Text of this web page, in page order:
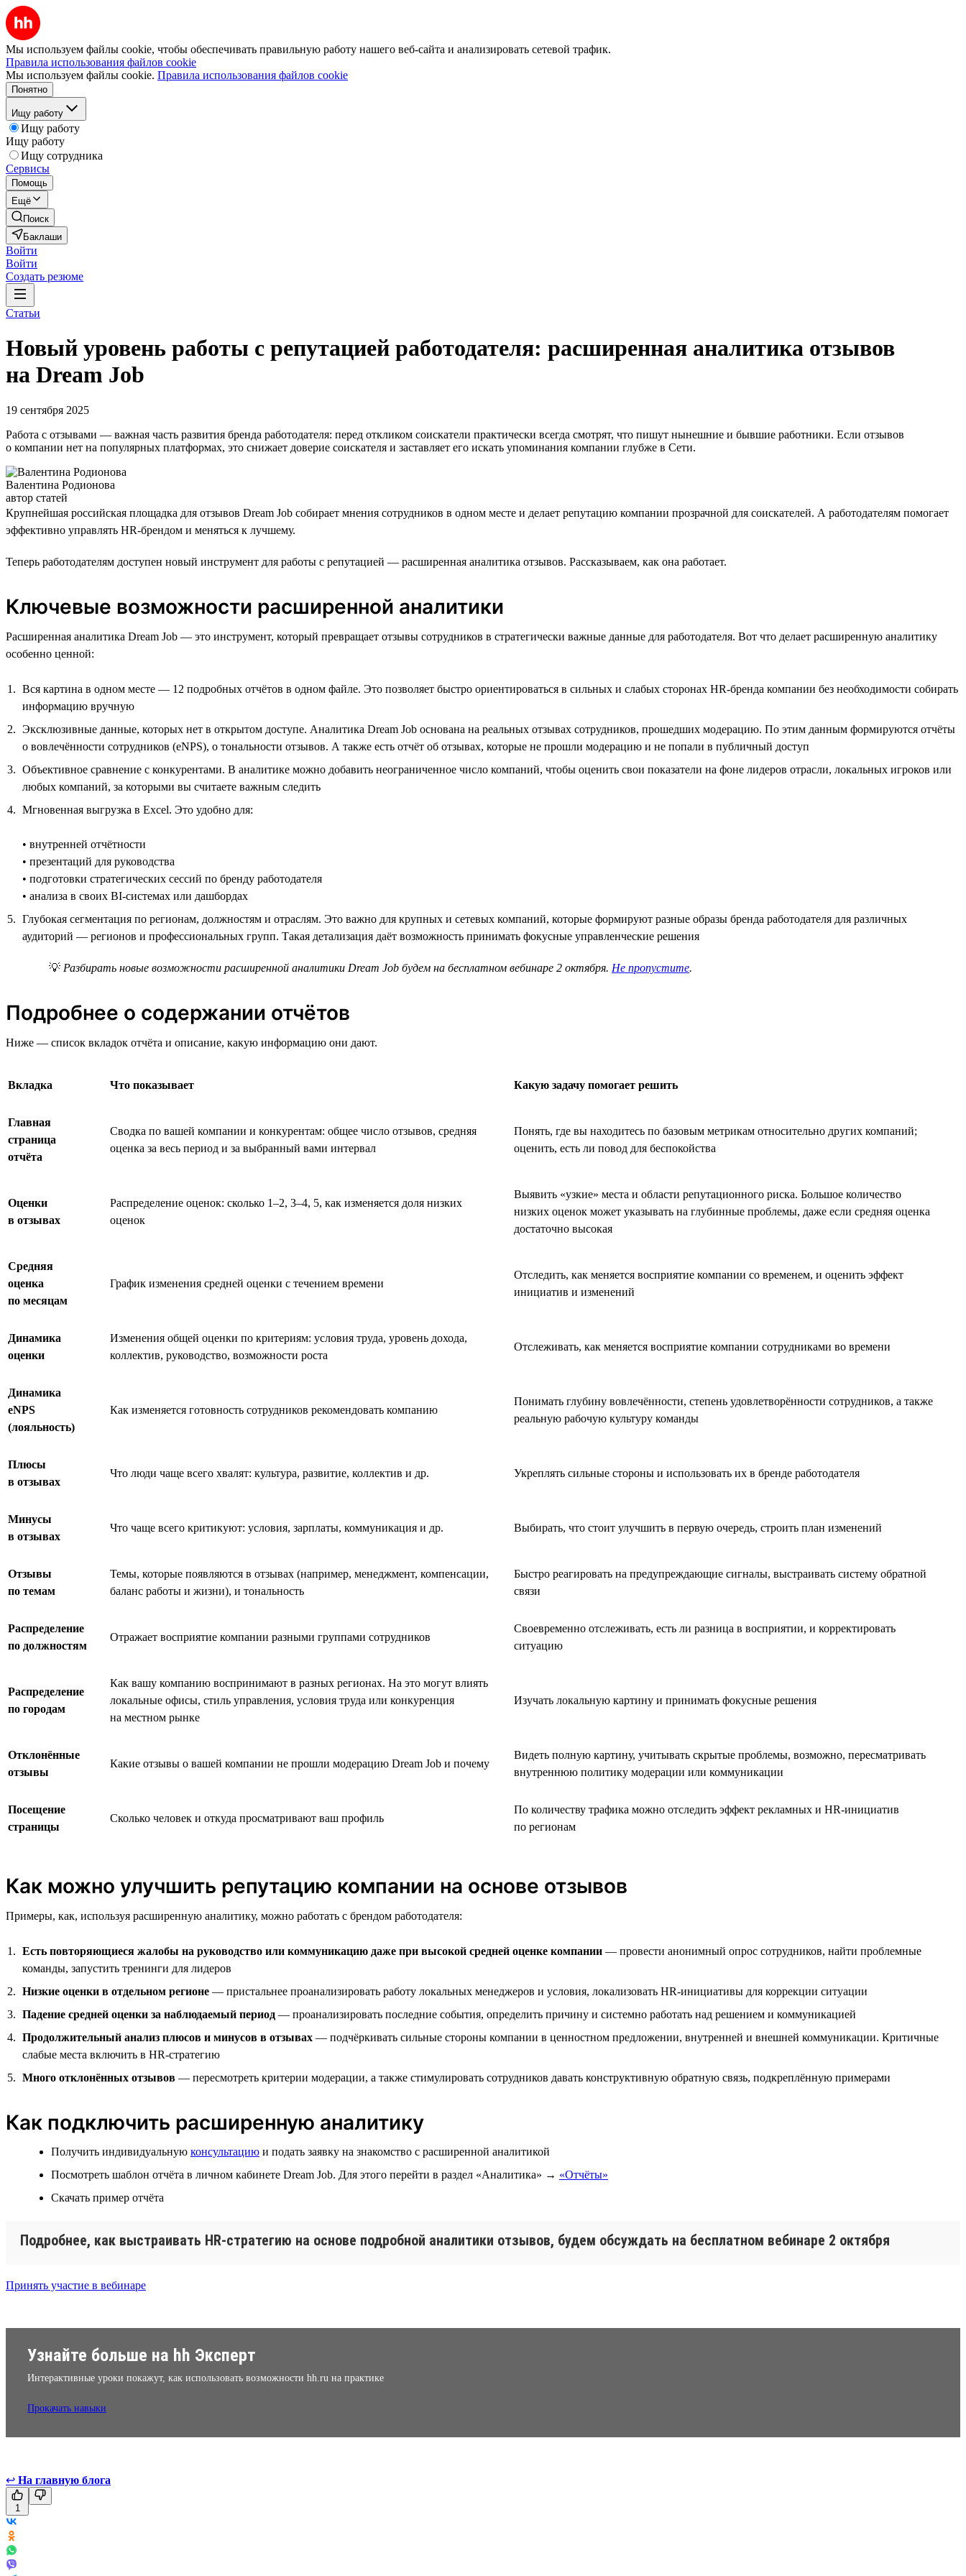
Мы используем файлы cookie, чтобы обеспечивать правильную работу нашего веб-сайта и анализировать сетевой трафик.
Правила использования файлов cookie
Мы используем файлы cookie. Правила использования файлов cookie
Понятно
Ищу работу
Ищу работу
Ищу работу
Ищу сотрудника
Сервисы
Помощь
Ещё
Поиск
Баклаши
Войти
Войти
Создать резюме
Статьи
Новый уровень работы с репутацией работодателя: расширенная аналитика отзывов
на Dream Job
19 сентября 2025
Работа с отзывами — важная часть развития бренда работодателя: перед откликом соискатели практически всегда смотрят, что пишут нынешние и бывшие работники. Если отзывов
о компании нет на популярных платформах, это снижает доверие соискателя и заставляет его искать упоминания компании глубже в Cети.
Валентина Родионова
автор статей
Крупнейшая российская площадка для отзывов Dream Job собирает мнения сотрудников в одном месте и делает репутацию компании прозрачной для соискателей. А работодателям помогает
эффективно управлять HR-брендом и меняться к лучшему.
Теперь работодателям доступен новый инструмент для работы с репутацией — расширенная аналитика отзывов. Рассказываем, как она работает.
Ключевые возможности расширенной аналитики
Расширенная аналитика Dream Job — это инструмент, который превращает отзывы сотрудников в стратегически важные данные для работодателя. Вот что делает расширенную аналитику
особенно ценной:
Вся картина в одном месте — 12 подробных отчётов в одном файле. Это позволяет быстро ориентироваться в сильных и слабых сторонах HR-бренда компании без необходимости собирать
информацию вручную
Эксклюзивные данные, которых нет в открытом доступе. Аналитика Dream Job основана на реальных отзывах сотрудников, прошедших модерацию. По этим данным формируются отчёты
о вовлечённости сотрудников (eNPS), о тональности отзывов. А также есть отчёт об отзывах, которые не прошли модерацию и не попали в публичный доступ
Объективное сравнение с конкурентами. В аналитике можно добавить неограниченное число компаний, чтобы оценить свои показатели на фоне лидеров отрасли, локальных игроков или
любых компаний, за которыми вы считаете важным следить
Мгновенная выгрузка в Excel. Это удобно для:
• внутренней отчётности
• презентаций для руководства
• подготовки стратегических сессий по бренду работодателя
• анализа в своих BI-системах или дашбордах
Глубокая сегментация по регионам, должностям и отраслям. Это важно для крупных и сетевых компаний, которые формируют разные образы бренда работодателя для различных
аудиторий — регионов и профессиональных групп. Такая детализация даёт возможность принимать фокусные управленческие решения
💡 Разбирать новые возможности расширенной аналитики Dream Job будем на бесплатном вебинаре 2 октября. Не пропустите.
Подробнее о содержании отчётов
Ниже — список вкладок отчёта и описание, какую информацию они дают.
Вкладка Что показывает Какую задачу помогает решить
Главная
страница
отчёта
Сводка по вашей компании и конкурентам: общее число отзывов, средняя
оценка за весь период и за выбранный вами интервал
Понять, где вы находитесь по базовым метрикам относительно других компаний;
оценить, есть ли повод для беспокойства
Оценки
в отзывах
Распределение оценок: сколько 1–2, 3–4, 5, как изменяется доля низких
оценок
Выявить «узкие» места и области репутационного риска. Большое количество
низких оценок может указывать на глубинные проблемы, даже если средняя оценка
достаточно высокая
Средняя
оценка
по месяцам
График изменения средней оценки с течением времени
Отследить, как меняется восприятие компании со временем, и оценить эффект
инициатив и изменений
Динамика
оценки
Изменения общей оценки по критериям: условия труда, уровень дохода,
коллектив, руководство, возможности роста
Отслеживать, как меняется восприятие компании сотрудниками во времени
Динамика
eNPS
(лояльность)
Как изменяется готовность сотрудников рекомендовать компанию
Понимать глубину вовлечённости, степень удовлетворённости сотрудников, а также
реальную рабочую культуру команды
Плюсы
в отзывах
Что люди чаще всего хвалят: культура, развитие, коллектив и др. Укреплять сильные стороны и использовать их в бренде работодателя
Минусы
в отзывах
Что чаще всего критикуют: условия, зарплаты, коммуникация и др. Выбирать, что стоит улучшить в первую очередь, строить план изменений
Отзывы
по темам
Темы, которые появляются в отзывах (например, менеджмент, компенсации,
баланс работы и жизни), и тональность
Быстро реагировать на предупреждающие сигналы, выстраивать систему обратной
связи
Распределение
по должностям
Отражает восприятие компании разными группами сотрудников
Своевременно отслеживать, есть ли разница в восприятии, и корректировать
ситуацию
Распределение
по городам
Как вашу компанию воспринимают в разных регионах. На это могут влиять
локальные офисы, стиль управления, условия труда или конкуренция
на местном рынке
Изучать локальную картину и принимать фокусные решения
Отклонённые
отзывы
Какие отзывы о вашей компании не прошли модерацию Dream Job и почему
Видеть полную картину, учитывать скрытые проблемы, возможно, пересматривать
внутреннюю политику модерации или коммуникации
Посещение
страницы
Сколько человек и откуда просматривают ваш профиль
По количеству трафика можно отследить эффект рекламных и HR-инициатив
по регионам
Как можно улучшить репутацию компании на основе отзывов
Примеры, как, используя расширенную аналитику, можно работать с брендом работодателя:
Есть повторяющиеся жалобы на руководство или коммуникацию даже при высокой средней оценке компании — провести анонимный опрос сотрудников, найти проблемные
команды, запустить тренинги для лидеров
Низкие оценки в отдельном регионе — пристальнее проанализировать работу локальных менеджеров и условия, локализовать HR-инициативы для коррекции ситуации
Падение средней оценки за наблюдаемый период — проанализировать последние события, определить причину и системно работать над решением и коммуникацией
Продолжительный анализ плюсов и минусов в отзывах — подчёркивать сильные стороны компании в ценностном предложении, внутренней и внешней коммуникации. Критичные
слабые места включить в HR-стратегию
Много отклонённых отзывов — пересмотреть критерии модерации, а также стимулировать сотрудников давать конструктивную обратную связь, подкреплённую примерами
Как подключить расширенную аналитику
Получить индивидуальную консультацию и подать заявку на знакомство с расширенной аналитикой
Посмотреть шаблон отчёта в личном кабинете Dream Job. Для этого перейти в раздел «Аналитика» → «Отчёты»
Скачать пример отчёта
Подробнее, как выстраивать HR-стратегию на основе подробной аналитики отзывов, будем обсуждать на бесплатном вебинаре 2 октября
Принять участие в вебинаре
Узнайте больше на hh Эксперт
Интерактивные уроки покажут, как использовать возможности hh.ru на практике
Прокачать навыки
↩ На главную блога
1